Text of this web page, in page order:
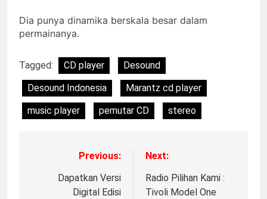
Dia punya dinamika berskala besar dalam
permainanya.
Tagged: CD player
Desound
Desound Indonesia
Marantz cd player
music player
pemutar CD stereo
Previous:
Dapatkan Versi
Digital Edisi
Next:
Radio Pilihan Kami :
Tivoli Model One